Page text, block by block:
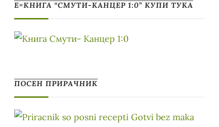
Е=КНИГА “СМУТИ-КАНЦЕР 1:0” КУПИ ТУКА
ПОСЕН ПРИРАЧНИК